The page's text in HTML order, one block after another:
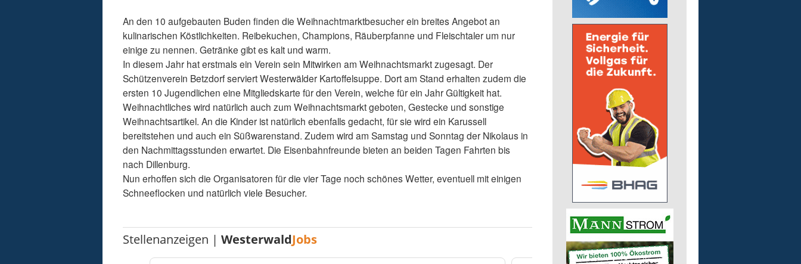
An den 10 aufgebauten Buden finden die Weihnachtmarktbesucher ein breites Angebot an
kulinarischen Köstlichkeiten. Reibekuchen, Champions, Räuberpfanne und Fleischtaler um nur
einige zu nennen. Getränke gibt es kalt und warm.
In diesem Jahr hat erstmals ein Verein sein Mitwirken am Weihnachtsmarkt zugesagt. Der
Schützenverein Betzdorf serviert Westerwälder Kartoffelsuppe. Dort am Stand erhalten zudem die
ersten 10 Jugendlichen eine Mitgliedskarte für den Verein, welche für ein Jahr Gültigkeit hat.
Weihnachtliches wird natürlich auch zum Weihnachtsmarkt geboten, Gestecke und sonstige
Weihnachtsartikel. An die Kinder ist natürlich ebenfalls gedacht, für sie wird ein Karussell
bereitstehen und auch ein Süßwarenstand. Zudem wird am Samstag und Sonntag der Nikolaus in
den Nachmittagsstunden erwartet. Die Eisenbahnfreunde bieten an beiden Tagen Fahrten bis
nach Dillenburg.
Nun erhoffen sich die Organisatoren für die vier Tage noch schönes Wetter, eventuell mit einigen
Schneeflocken und natürlich viele Besucher.
Stellenanzeigen |WesterwaldJobs